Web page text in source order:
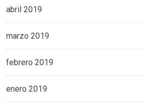
abril 2019
marzo 2019
febrero 2019
enero 2019